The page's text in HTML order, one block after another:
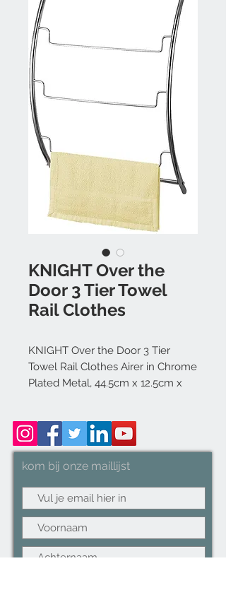
KNIGHT Over the
Door 3 Tier Towel
Rail Clothes
KNIGHT Over the Door 3 Tier
Towel Rail Clothes Airer in Chrome
Plated Metal, 44.5cm x 12.5cm x
kom bij onze maillijst